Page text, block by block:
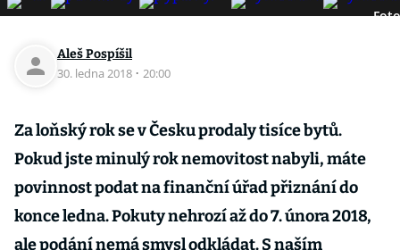
Aleš Pospíšil
30. ledna 2018 · 20:00
Za loňský rok se v Česku prodaly tisíce bytů.
Pokud jste minulý rok nemovitost nabyli, máte
povinnost podat na finanční úřad přiznání do
konce ledna. Pokuty nehrozí až do 7. února 2018,
ale podání nemá smysl odkládat. S naším